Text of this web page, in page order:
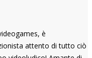
è
attento di tutto ciò